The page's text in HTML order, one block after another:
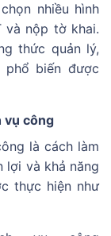
nhiều hình
và nộp tờ khai.
thức quản lý,
biến được
vụ công
là cách làm
lợi và khả năng
thực hiện như